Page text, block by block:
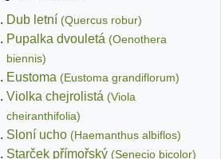
Dub letní (Quercus robur)
Pupalka dvouletá (Oenothera
biennis)
Eustoma (Eustoma grandiflorum)
Violka chejrolistá (Viola
cheiranthifolia)
Sloní ucho (Haemanthus albiflos)
Starček přímořský (Senecio bicolor)